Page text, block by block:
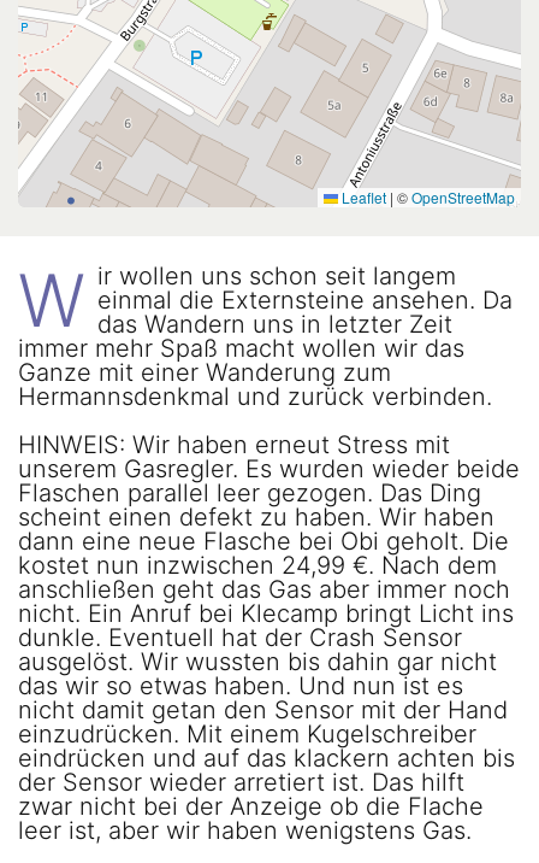
Leaflet | ©OpenStreetMap
W ir wollen uns schon seit langem
einmal die Externsteine ansehen. Da
das Wandern uns in letzter Zeit
immer mehr Spaß macht wollen wir das
Ganze mit einer Wanderung zum
Hermannsdenkmal und zurück verbinden.
HINWEIS: Wir haben erneut Stress mit
unserem Gasregler. Es wurden wieder beide
Flaschen parallel leer gezogen. Das Ding
scheint einen defekt zu haben. Wir haben
dann eine neue Flasche bei Obi geholt. Die
kostet nun inzwischen 24,99 €. Nach dem
anschließen geht das Gas aber immer noch
nicht. Ein Anruf bei Klecamp bringt Licht ins
dunkle. Eventuell hat der Crash Sensor
ausgelöst. Wir wussten bis dahin gar nicht
das wir so etwas haben. Und nun ist es
nicht damit getan den Sensor mit der Hand
einzudrücken. Mit einem Kugelschreiber
eindrücken und auf das klackern achten bis
der Sensor wieder arretiert ist. Das hilft
zwar nicht bei der Anzeige ob die Flache
leer ist, aber wir haben wenigstens Gas.